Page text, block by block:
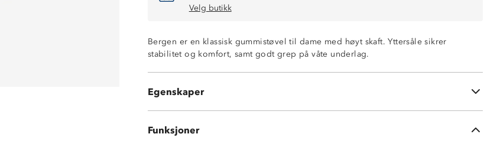
Velg butikk
Bergen er en klassisk gummistøvel til dame med høyt skaft. Yttersåle sikrer
stabilitet og komfort, samt godt grep på våte underlag.
Egenskaper
Gummi
Funksjoner